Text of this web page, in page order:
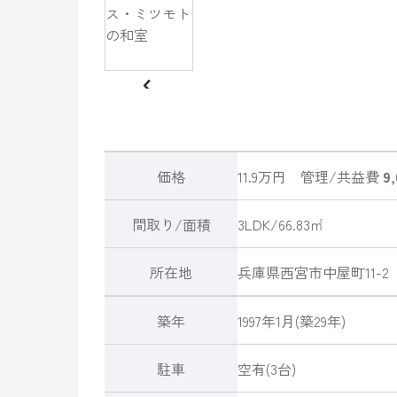
価格 11.9万円 管理/共益費
間取り/面積 3LDK/66.83㎡
所在地 兵庫県西宮市中屋町11-2
築年 1997年1月(築29年)
駐車 空有(3台)